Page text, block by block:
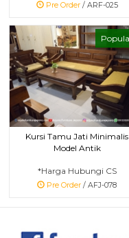
Pre Order/ ARF-025
Kursi Tamu Jati Minimalis
Model Antik
*Harga Hubungi CS
Pre Order / AFJ-078